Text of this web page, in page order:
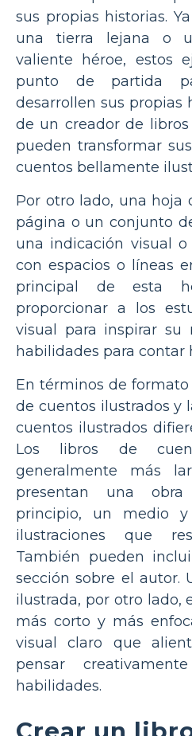
sus propias historias.
una tierra lejana o
valiente héroe, estos
punto de partida
desarrollen sus propias
de un creador de
pueden transformar
cuentos bellamente
Por otro lado, una hoja
página o un conjunto
una indicación visual
con espacios o líneas
principal de esta
proporcionar a los
visual para inspirar su
habilidades para contar
En términos de
de cuentos ilustrados y
cuentos ilustrados
Los libros de
generalmente más
presentan una
principio, un medio
ilustraciones que
También pueden
sección sobre el autor.
ilustrada, por otro lado,
más corto y más
visual claro que
pensar
habilidades.
Crear un